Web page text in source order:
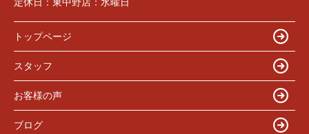
トップページ
スタッフ
お客様の声
ブログ